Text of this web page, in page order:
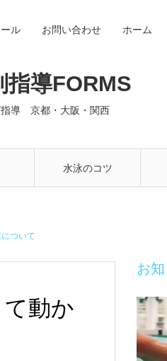
指導FORMS
指導 京都・大阪・関西
水泳のコツ
ル お問い合わせ ホーム
ついて
動か
お